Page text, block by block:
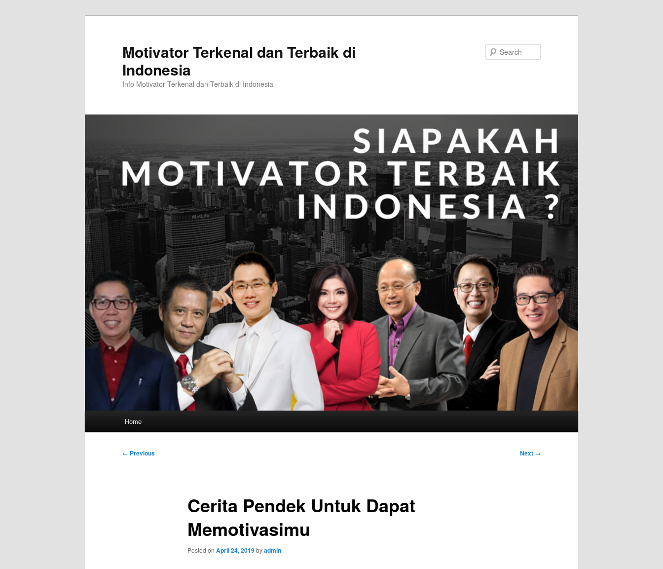
Motivator Terkenal dan Terbaik di
Indonesia
Info Motivator Terkenal dan Terbaik di Indonesia
Home
Post
← Previous Next →
Cerita Pendek Untuk Dapat
Memotivasimu
Posted on April 24, 2019byadmin